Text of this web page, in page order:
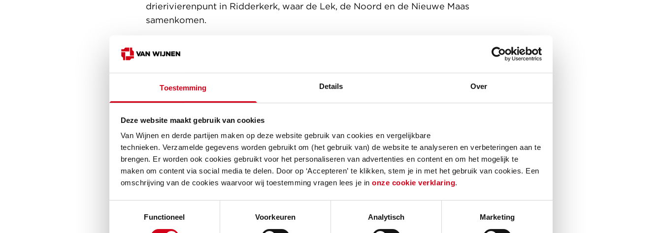
Toestemming Details Over
Deze website maakt gebruik van cookies
Van Wijnen en derde partijen maken op deze website gebruik van cookies en vergelijkbare
technieken. Verzamelde gegevens worden gebruikt om (het gebruik van) de website te analyseren en verbeteringen aan te
brengen. Er worden ook cookies gebruikt voor het personaliseren van advertenties en content en om het mogelijk te
maken om content via social media te delen. Door op ‘Accepteren’ te klikken, stem je in met het gebruik van cookies. Een
omschrijving van de cookies waarvoor wij toestemming vragen lees je in onze cookie verklaring.
Functioneel
Voorkeuren Analytisch Marketing
drierivierenpunt in Ridderkerk, waar de Lek, de Noord en de Nieuwe Maas
samenkomen.
Wonen in een industrieel gebied
Voor De Schans Boeit werd een bedrijventerrein met maritiem gerelateerde
bedrijven getransformeerd tot een woongebied. De omgeving kenmerkt zich door
industriële gebouwen en een weids uitzicht over het water. De industriële uitstraling
gebied werden materialen meegenomen die doen denken aan de oorspronkelijke
geschiedenis.
De Schans Boeit bevindt zich naast Paviljoen Struis, de FastFerry naar het centrum
van Rotterdam en Dordrecht. Het centrum van Ridderkerk ligt op fietsafstand en het
project heeft een centrale ligging ten opzichte van de grote steden.